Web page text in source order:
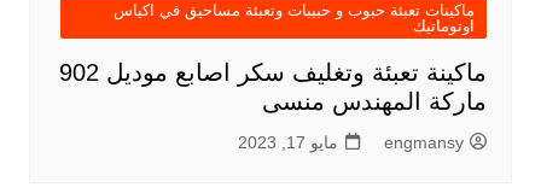
ماكينات تعبئة حبوب و حبيبات وتعبئة مساحيق في اكياس
اوتوماتيك
ماكينة تعبئة وتغليف سكر اصابع موديل 902
ماركة المهندس منسى
engmansy مايو 17, 2023